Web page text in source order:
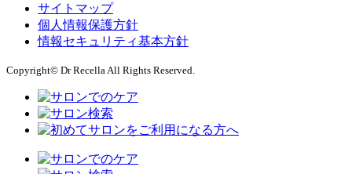
サイトマップ
個人情報保護方針
情報セキュリティ基本方針
Copyright© Dr Recella All Rights Reserved.